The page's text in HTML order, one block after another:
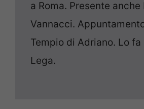
a Roma. Presente anche
Vannacci.
Tempio di Adriano. Lo fa
Lega.